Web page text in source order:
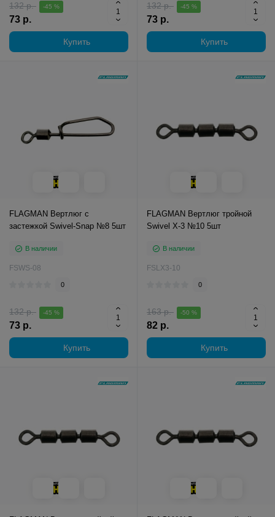
132 р. -45 %
73 р.
Купить
132 р. -45 %
73 р.
Купить
FLAGMAN Вертлюг с
застежкой Swivel-Snap №8 5шт
В наличии
FSWS-08
0
132 р. -45 %
73 р.
Купить
FLAGMAN Вертлюг тройной
Swivel X-3 №10 5шт
В наличии
FSLX3-10
0
163 р. -50 %
82 р.
Купить